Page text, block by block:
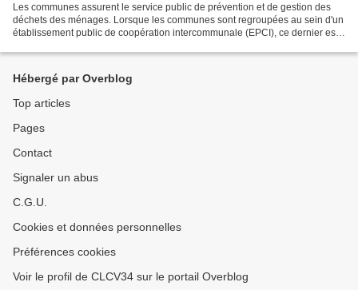
Les communes assurent le service public de prévention et de gestion des
déchets des ménages. Lorsque les communes sont regroupées au sein d'un
établissement public de coopération intercommunale (EPCI), ce dernier est
Hébergé par Overblog
Top articles
Pages
Contact
Signaler un abus
C.G.U.
Cookies et données personnelles
Préférences cookies
Voir le profil de CLCV34 sur le portail Overblog